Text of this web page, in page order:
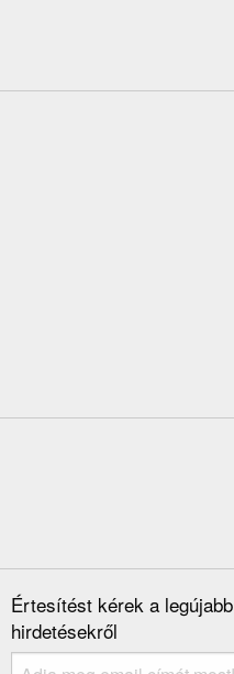
Értesítést kérek a legújabb
hirdetésekről